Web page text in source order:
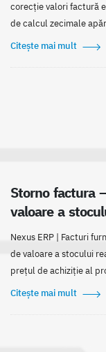
corecție valori factură
de calcul zecimale
Citește mai mult
Storno factura
valoare a
Nexus ERP | Facturi
de valoare a stocului
prețul de achiziție al
Citește mai mult